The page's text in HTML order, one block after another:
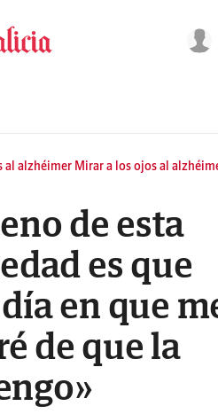
al alzhéimer Mirar a los ojos al
de esta
es que
en que
de que la